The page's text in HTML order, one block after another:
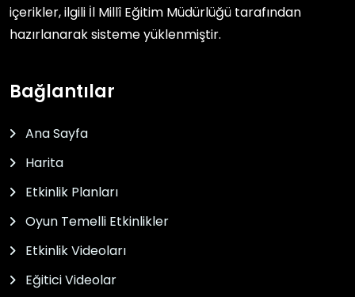
içerikler, ilgili İl Millî Eğitim Müdürlüğü tarafından
hazırlanarak sisteme yüklenmiştir.
Bağlantılar
Ana Sayfa
Harita
Etkinlik Planları
Oyun Temelli Etkinlikler
Etkinlik Videoları
Eğitici Videolar